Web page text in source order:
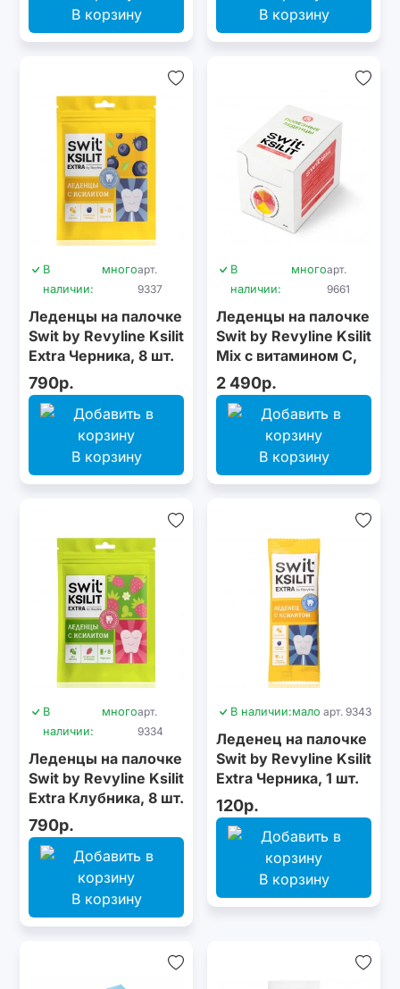
В корзину В корзину
В
наличии:
многоарт.
9337
Леденцы на палочке
Swit by Revyline Ksilit
Extra Черника, 8 шт.
790р.
В корзину
В
наличии:
многоарт.
9661
Леденцы на палочке
Swit by Revyline Ksilit
Mix с витамином С,
32 шт.
2 490р.
В корзину
В
наличии:
многоарт.
9334
Леденцы на палочке
Swit by Revyline Ksilit
Extra Клубника, 8 шт.
790р.
В корзину
В наличии:мало арт. 9343
Леденец на палочке
Swit by Revyline Ksilit
Extra Черника, 1 шт.
120р.
В корзину